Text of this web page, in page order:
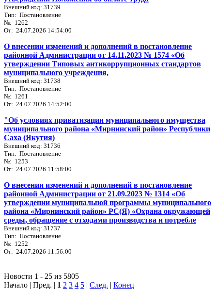
Внешний код: 31739
Тип: Постановление
№: 1262
От: 24.07.2026 14:54:00
О внесении изменений и дополнений в постановление
районной Администрации от 14.11.2023 № 1574 «Об
утверждении Типовых антикоррупционных стандартов
муниципального учреждения,
Внешний код: 31738
Тип: Постановление
№: 1261
От: 24.07.2026 14:52:00
"Об условиях приватизации муниципального имущества
муниципального района «Мирнинский район» Республики
Саха (Якутия)
Внешний код: 31736
Тип: Постановление
№: 1253
От: 24.07.2026 11:58:00
О внесении изменений и дополнений в постановление
районной Администрации от 21.09.2023 № 1314 «Об
утверждении муниципальной программы муниципального
района «Мирнинский район» РС(Я) «Охрана окружающей
среды, обращение с отходами производства и потребле
Внешний код: 31737
Тип: Постановление
№: 1252
От: 24.07.2026 11:56:00
Новости 1 - 25 из 5805
Начало | Пред. | 1 2 3 4 5 | След. | Конец